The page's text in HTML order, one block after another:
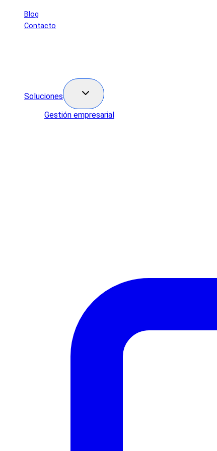
SaltarBlog
Contacto
Soluciones
Gestión empresarial